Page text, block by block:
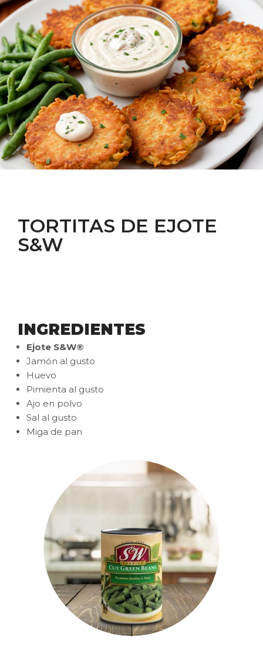
TORTITAS DE EJOTE
S&W
INGREDIENTES
Ejote S&W®
Jamón al gusto
Huevo
Pimienta al gusto
Ajo en polvo
Sal al gusto
Miga de pan